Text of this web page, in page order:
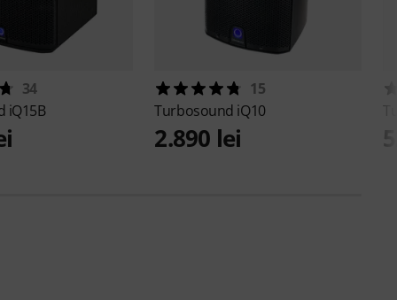
34
iQ15B
15
Turbosound iQ10
2.890 lei